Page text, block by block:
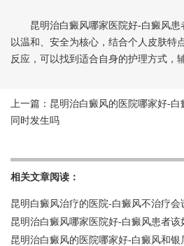
昆明治白癜风哪家医院好-白癜风患
以温和、安全为核心，结合个人皮肤特
反应，可以找到适合自身的护理方式，
上一篇： 昆明治白癜风的医院哪家好-白
同时发生吗
相关文章阅读：
昆明白癜风治疗的医院-白癜风不治疗会
昆明治白癜风哪家医院好-白癜风患者该
昆明治白癜风的医院哪家好-白癜风和银